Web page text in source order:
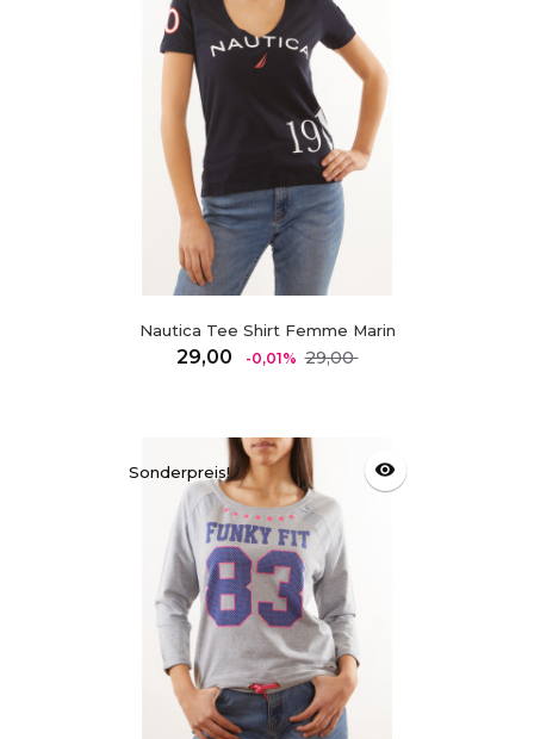
Nautica Tee Shirt Femme Marin
29,00
Regulärer
-0,01% 29,00Preis
Sonderpreis! visibility